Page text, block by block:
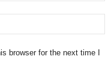
browser for the next time I